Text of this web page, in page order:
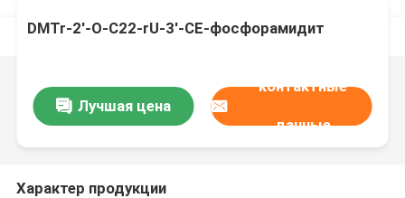
DMTr-2'-O-C22-rU-3'-CE-фосфорамидит
Лучшая цена
контактные
данные
Характер продукции